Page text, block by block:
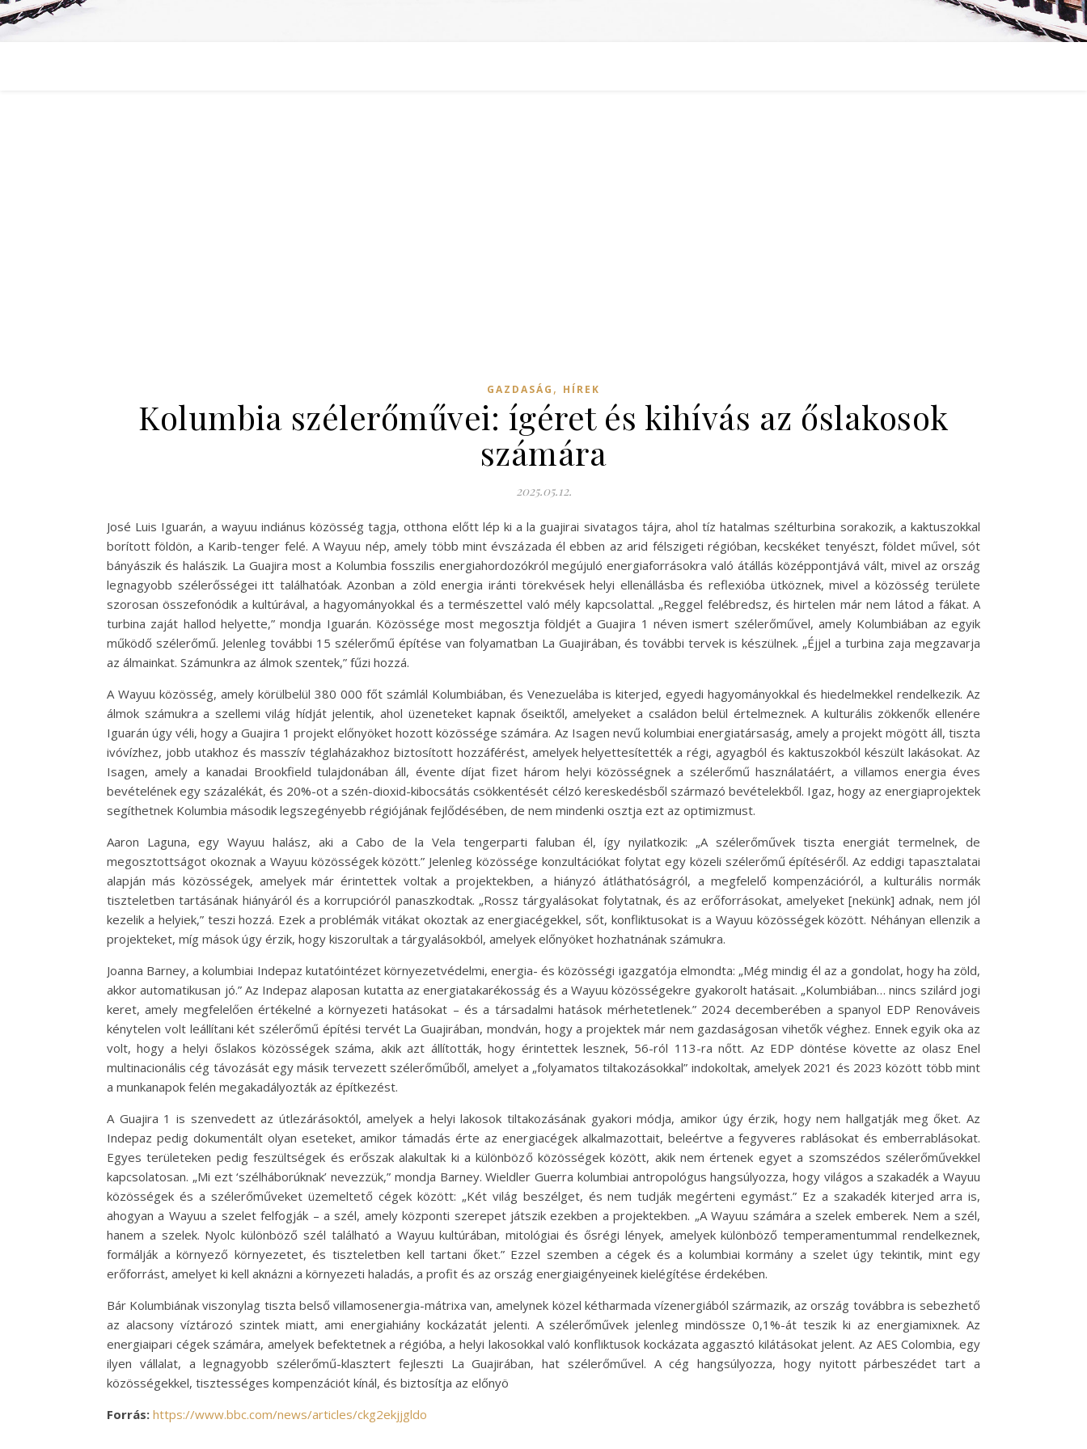
GAZDASÁG , HÍREK
Kolumbia szélerőművei: ígéret és kihívás az őslakosok
számára
2025.05.12.
José Luis Iguarán, a wayuu indiánus közösség tagja, otthona előtt lép ki a la guajirai sivatagos tájra, ahol tíz hatalmas szélturbina sorakozik, a kaktuszokkal
borított földön, a Karib-tenger felé. A Wayuu nép, amely több mint évszázada él ebben az arid félszigeti régióban, kecskéket tenyészt, földet művel, sót
bányászik és halászik. La Guajira most a Kolumbia fosszilis energiahordozókról megújuló energiaforrásokra való átállás középpontjává vált, mivel az ország
legnagyobb szélerősségei itt találhatóak. Azonban a zöld energia iránti törekvések helyi ellenállásba és reflexióba ütköznek, mivel a közösség területe
szorosan összefonódik a kultúrával, a hagyományokkal és a természettel való mély kapcsolattal. „Reggel felébredsz, és hirtelen már nem látod a fákat. A
turbina zaját hallod helyette,” mondja Iguarán. Közössége most megosztja földjét a Guajira 1 néven ismert szélerőművel, amely Kolumbiában az egyik
működő szélerőmű. Jelenleg további 15 szélerőmű építése van folyamatban La Guajirában, és további tervek is készülnek. „Éjjel a turbina zaja megzavarja
az álmainkat. Számunkra az álmok szentek,” fűzi hozzá.
A Wayuu közösség, amely körülbelül 380 000 főt számlál Kolumbiában, és Venezuelába is kiterjed, egyedi hagyományokkal és hiedelmekkel rendelkezik. Az
álmok számukra a szellemi világ hídját jelentik, ahol üzeneteket kapnak őseiktől, amelyeket a családon belül értelmeznek. A kulturális zökkenők ellenére
Iguarán úgy véli, hogy a Guajira 1 projekt előnyöket hozott közössége számára. Az Isagen nevű kolumbiai energiatársaság, amely a projekt mögött áll, tiszta
ivóvízhez, jobb utakhoz és masszív téglaházakhoz biztosított hozzáférést, amelyek helyettesítették a régi, agyagból és kaktuszokból készült lakásokat. Az
Isagen, amely a kanadai Brookfield tulajdonában áll, évente díjat fizet három helyi közösségnek a szélerőmű használatáért, a villamos energia éves
bevételének egy százalékát, és 20%-ot a szén-dioxid-kibocsátás csökkentését célzó kereskedésből származó bevételekből. Igaz, hogy az energiaprojektek
segíthetnek Kolumbia második legszegényebb régiójának fejlődésében, de nem mindenki osztja ezt az optimizmust.
Aaron Laguna, egy Wayuu halász, aki a Cabo de la Vela tengerparti faluban él, így nyilatkozik: „A szélerőművek tiszta energiát termelnek, de
megosztottságot okoznak a Wayuu közösségek között.” Jelenleg közössége konzultációkat folytat egy közeli szélerőmű építéséről. Az eddigi tapasztalatai
alapján más közösségek, amelyek már érintettek voltak a projektekben, a hiányzó átláthatóságról, a megfelelő kompenzációról, a kulturális normák
tiszteletben tartásának hiányáról és a korrupcióról panaszkodtak. „Rossz tárgyalásokat folytatnak, és az erőforrásokat, amelyeket [nekünk] adnak, nem jól
kezelik a helyiek,” teszi hozzá. Ezek a problémák vitákat okoztak az energiacégekkel, sőt, konfliktusokat is a Wayuu közösségek között. Néhányan ellenzik a
projekteket, míg mások úgy érzik, hogy kiszorultak a tárgyalásokból, amelyek előnyöket hozhatnának számukra.
Joanna Barney, a kolumbiai Indepaz kutatóintézet környezetvédelmi, energia- és közösségi igazgatója elmondta: „Még mindig él az a gondolat, hogy ha zöld,
akkor automatikusan jó.” Az Indepaz alaposan kutatta az energiatakarékosság és a Wayuu közösségekre gyakorolt hatásait. „Kolumbiában… nincs szilárd jogi
keret, amely megfelelően értékelné a környezeti hatásokat – és a társadalmi hatások mérhetetlenek.” 2024 decemberében a spanyol EDP Renováveis
kénytelen volt leállítani két szélerőmű építési tervét La Guajirában, mondván, hogy a projektek már nem gazdaságosan vihetők véghez. Ennek egyik oka az
volt, hogy a helyi őslakos közösségek száma, akik azt állították, hogy érintettek lesznek, 56-ról 113-ra nőtt. Az EDP döntése követte az olasz Enel
multinacionális cég távozását egy másik tervezett szélerőműből, amelyet a „folyamatos tiltakozásokkal” indokoltak, amelyek 2021 és 2023 között több mint
a munkanapok felén megakadályozták az építkezést.
A Guajira 1 is szenvedett az útlezárásoktól, amelyek a helyi lakosok tiltakozásának gyakori módja, amikor úgy érzik, hogy nem hallgatják meg őket. Az
Indepaz pedig dokumentált olyan eseteket, amikor támadás érte az energiacégek alkalmazottait, beleértve a fegyveres rablásokat és emberrablásokat.
Egyes területeken pedig feszültségek és erőszak alakultak ki a különböző közösségek között, akik nem értenek egyet a szomszédos szélerőművekkel
kapcsolatosan. „Mi ezt ‘szélháborúknak’ nevezzük,” mondja Barney. Wieldler Guerra kolumbiai antropológus hangsúlyozza, hogy világos a szakadék a Wayuu
közösségek és a szélerőműveket üzemeltető cégek között: „Két világ beszélget, és nem tudják megérteni egymást.” Ez a szakadék kiterjed arra is,
ahogyan a Wayuu a szelet felfogják – a szél, amely központi szerepet játszik ezekben a projektekben. „A Wayuu számára a szelek emberek. Nem a szél,
hanem a szelek. Nyolc különböző szél található a Wayuu kultúrában, mitológiai és ősrégi lények, amelyek különböző temperamentummal rendelkeznek,
formálják a környező környezetet, és tiszteletben kell tartani őket.” Ezzel szemben a cégek és a kolumbiai kormány a szelet úgy tekintik, mint egy
erőforrást, amelyet ki kell aknázni a környezeti haladás, a profit és az ország energiaigényeinek kielégítése érdekében.
Bár Kolumbiának viszonylag tiszta belső villamosenergia-mátrixa van, amelynek közel kétharmada vízenergiából származik, az ország továbbra is sebezhető
az alacsony víztározó szintek miatt, ami energiahiány kockázatát jelenti. A szélerőművek jelenleg mindössze 0,1%-át teszik ki az energiamixnek. Az
energiaipari cégek számára, amelyek befektetnek a régióba, a helyi lakosokkal való konfliktusok kockázata aggasztó kilátásokat jelent. Az AES Colombia, egy
ilyen vállalat, a legnagyobb szélerőmű-klasztert fejleszti La Guajirában, hat szélerőművel. A cég hangsúlyozza, hogy nyitott párbeszédet tart a
közösségekkel, tisztességes kompenzációt kínál, és biztosítja az előnyö
Forrás: https://www.bbc.com/news/articles/ckg2ekjjgldo